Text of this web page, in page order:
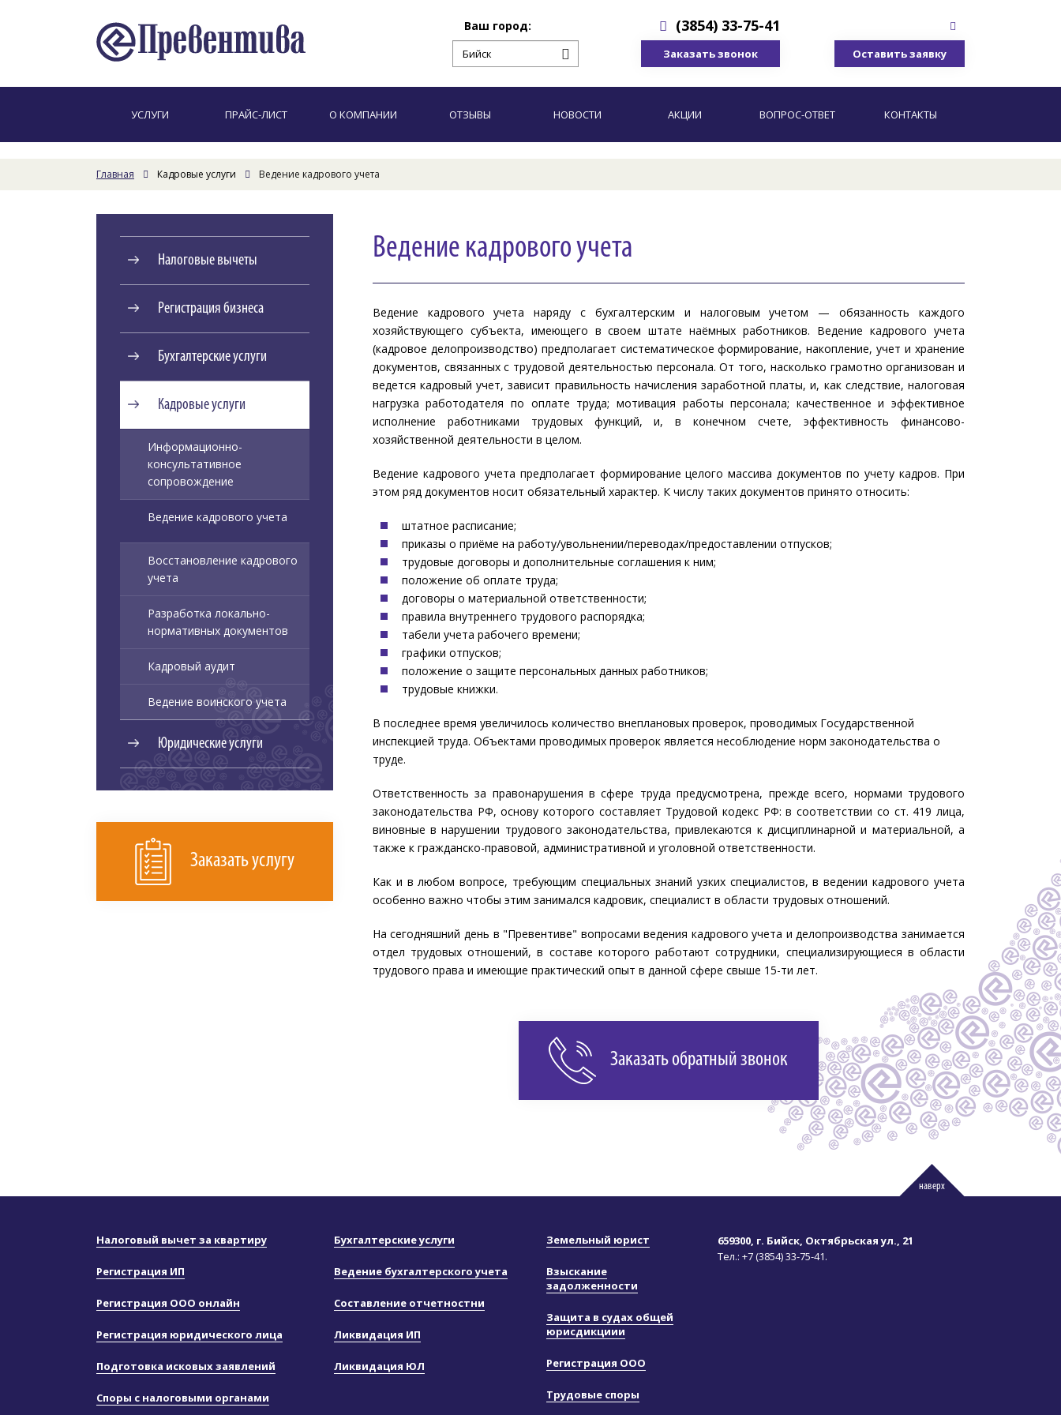
Ваш город: (3854) 33-75-41
Заказать звонок Оставить заявку
УСЛУГИ ПРАЙС-ЛИСТ О КОМПАНИИ ОТЗЫВЫ НОВОСТИ АКЦИИ ВОПРОС-ОТВЕТ КОНТАКТЫ
Главная Кадровые услуги Ведение кадрового учета
Налоговые вычеты
Регистрация бизнеса
Бухгалтерские услуги
Кадровые услуги
Информационно-
консультативное
сопровождение
Ведение кадрового учета
Восстановление кадрового
учета
Разработка локально-
нормативных документов
Кадровый аудит
Ведение воинского учета
Юридические услуги
Заказать услугу
Ведение кадрового учета
Ведение кадрового учета наряду с бухгалтерским и налоговым учетом — обязанность каждого
хозяйствующего субъекта, имеющего в своем штате наёмных работников. Ведение кадрового учета
(кадровое делопроизводство) предполагает систематическое формирование, накопление, учет и хранение
документов, связанных с трудовой деятельностью персонала. От того, насколько грамотно организован и
ведется кадровый учет, зависит правильность начисления заработной платы, и, как следствие, налоговая
нагрузка работодателя по оплате труда; мотивация работы персонала; качественное и эффективное
исполнение работниками трудовых функций, и, в конечном счете, эффективность финансово-
хозяйственной деятельности в целом.
Ведение кадрового учета предполагает формирование целого массива документов по учету кадров. При
этом ряд документов носит обязательный характер. К числу таких документов принято относить:
штатное расписание;
приказы о приёме на работу/увольнении/переводах/предоставлении отпусков;
трудовые договоры и дополнительные соглашения к ним;
положение об оплате труда;
договоры о материальной ответственности;
правила внутреннего трудового распорядка;
табели учета рабочего времени;
графики отпусков;
положение о защите персональных данных работников;
трудовые книжки.
В последнее время увеличилось количество внеплановых проверок, проводимых Государственной
инспекцией труда. Объектами проводимых проверок является несоблюдение норм законодательства о
труде.
Ответственность за правонарушения в сфере труда предусмотрена, прежде всего, нормами трудового
законодательства РФ, основу которого составляет Трудовой кодекс РФ: в соответствии со ст. 419 лица,
виновные в нарушении трудового законодательства, привлекаются к дисциплинарной и материальной, а
также к гражданско-правовой, административной и уголовной ответственности.
Как и в любом вопросе, требующим специальных знаний узких специалистов, в ведении кадрового учета
особенно важно чтобы этим занимался кадровик, специалист в области трудовых отношений.
На сегодняшний день в "Превентиве" вопросами ведения кадрового учета и делопроизводства занимается
отдел трудовых отношений, в составе которого работают сотрудники, специализирующиеся в области
трудового права и имеющие практический опыт в данной сфере свыше 15-ти лет.
Заказать обратный звонок
наверх
Налоговый вычет за квартиру
Регистрация ИП
Регистрация ООО онлайн
Регистрация юридического лица
Подготовка исковых заявлений
Споры с налоговыми органами
Бухгалтерские услуги
Ведение бухгалтерского учета
Составление отчетностни
Ликвидация ИП
Ликвидация ЮЛ
Земельный юрист
Взыскание
задолженности
Защита в судах общей
юрисдикциии
Регистрация ООО
Трудовые споры
659300, г. Бийск, Октябрьская ул., 21
Тел.: +7 (3854) 33-75-41.